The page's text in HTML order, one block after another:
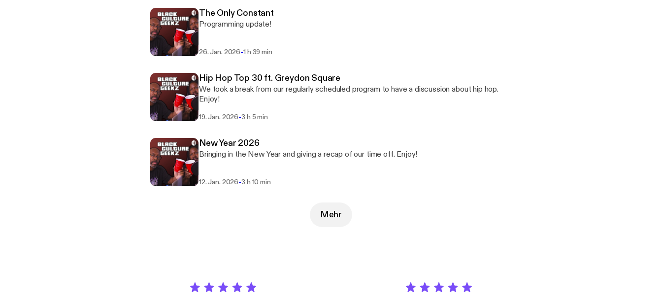
The Only Constant
Programming update!
26. Jan. 2026-1 h 39 min
Hip Hop Top 30 ft. Greydon Square
We took a break from our regularly scheduled program to have a discussion about hip hop.
Enjoy!
19. Jan. 2026-3 h 5 min
New Year 2026
Bringing in the New Year and giving a recap of our time off. Enjoy!
12. Jan. 2026-3 h 10 min
Mehr